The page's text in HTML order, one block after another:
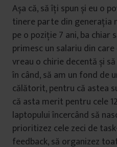
Așa că, să îți spun și eu o
tinere parte din generația
pe o poziție 7 ani, ba chiar
primesc un salariu din
vreau o chirie decentă și
în când, să am un fond de
călătorit, pentru că astea
că asta merit pentru cele
laptopului încercând să
prioritizez cele zeci de
feedback, să organizez